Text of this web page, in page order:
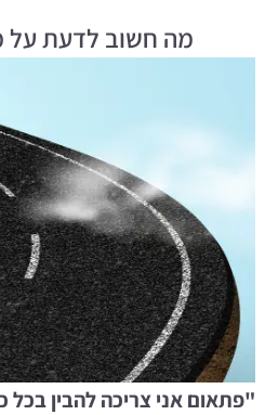
מה חשוב לדעת על
"פתאום אני צריכה להבין